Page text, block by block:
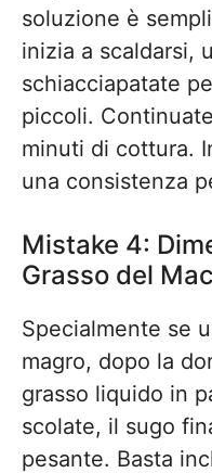
soluzione è
inizia a scaldarsi,
schiacciapatate
piccoli.
minuti di cottura.
una consistenza
Mistake 4:
Grasso del
Specialmente se
magro, dopo la
grasso liquido in
scolate, il sugo
pesante. Basta